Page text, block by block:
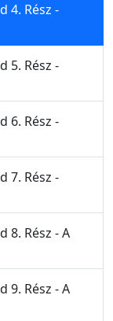
4. Rész -
5. Rész -
6. Rész -
7. Rész -
8. Rész - A
9. Rész - A